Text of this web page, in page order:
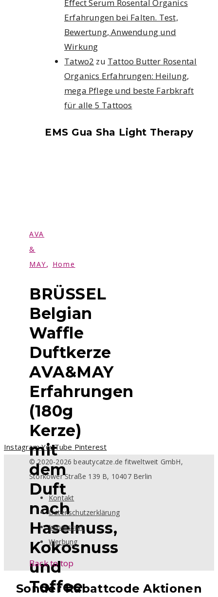
AVA
&
MAY, Home
BRÜSSEL
Belgian
Waffle
Duftkerze
AVA&MAY
Erfahrungen
(180g
Kerze)
mit
dem
Duft
nach
Haselnuss,
Kokosnuss
und
Toffee
Effect Serum Rosental Organics
Erfahrungen bei Falten. Test,
Bewertung, Anwendung und
Wirkung
Tatwo2 zu Tattoo Butter Rosental
Organics Erfahrungen: Heilung,
mega Pflege und beste Farbkraft
für alle 5 Tattoos
EMS Gua Sha Light Therapy
Instagram YouTube Pinterest
© 2020-2026 beautycatze.de fitweltweit GmbH,
Storkower Straße 139 B, 10407 Berlin
Kontakt
Datenschutzerklärung
Impressum
Werbung
Back to top
Sonder Rabattcode Aktionen